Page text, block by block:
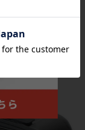
インルームの容量
ット。（～13イン